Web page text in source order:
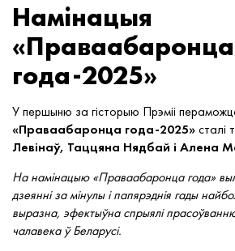
Намінацыя
«Праваабаронца
года-2025»
У першыню за гісторыю Прэміі
«Праваабаронца года-2025»сталі
Левінаў, Таццяна Нядбай і Алена
На намінацыю «Праваабаронца года»
дзеянні за мінулы і папярэднія гады
выразна, эфектыўна спрыялі
чалавека ў Беларусі.